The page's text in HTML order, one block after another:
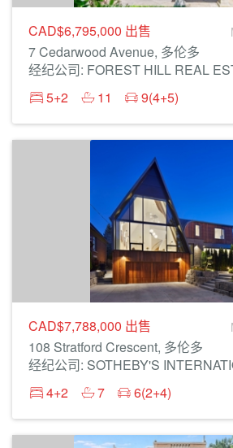
CAD$6,795,000 出售
7 Cedarwood Avenue, 多伦多
经纪公司: FOREST HILL REAL
5+2
11 9(4+5)
CAD$7,788,000 出售
108 Stratford Crescent, 多伦多
4+2
7 6(2+4)